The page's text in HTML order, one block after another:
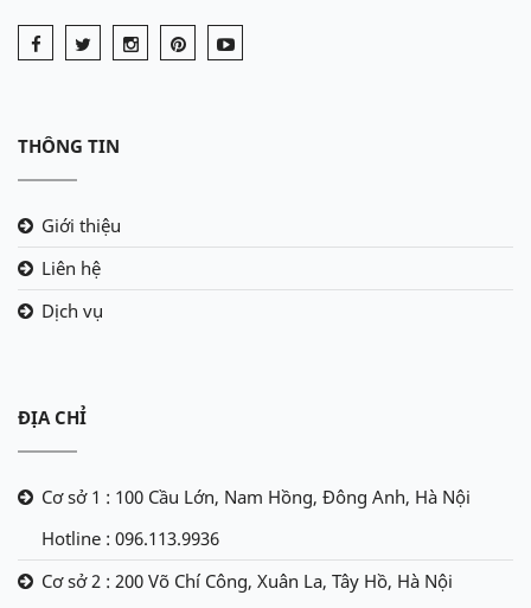
THÔNG TIN
Giới thiệu
Liên hệ
Dịch vụ
ĐỊA CHỈ
Cơ sở 1 : 100 Cầu Lớn, Nam Hồng, Đông Anh, Hà Nội
Hotline : 096.113.9936
Cơ sở 2 : 200 Võ Chí Công, Xuân La, Tây Hồ, Hà Nội